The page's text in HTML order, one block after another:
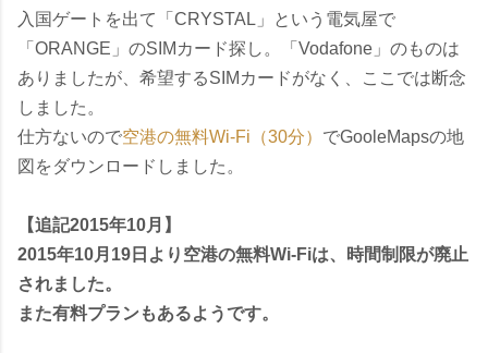
入国ゲートを出て「CRYSTAL」という電気屋で
「ORANGE」のSIMカード探し。「Vodafone」のものは
ありましたが、希望するSIMカードがなく、ここでは断念
しました。
仕方ないので空港の無料Wi-Fi（30分） でGooleMapsの地
図をダウンロードしました。
【追記2015年10月】
2015年10月19日より空港の無料Wi-Fiは、時間制限が廃止
されました。
また有料プランもあるようです。